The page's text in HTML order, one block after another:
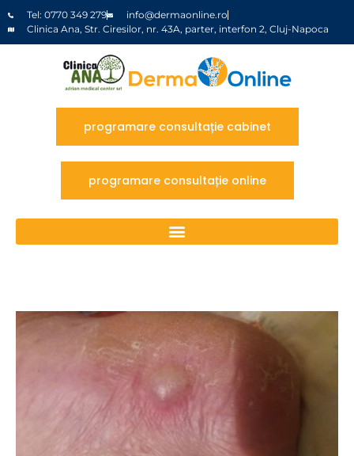
Tel: 0770 349 279
info@dermaonline.ro
Clinica Ana, Str. Ciresilor, nr. 43A, parter, interfon 2, Cluj-Napoca
programare consultație cabinet
programare consultație online